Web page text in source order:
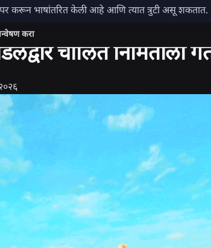
वापर करून भाषांतरित केली आहे आणि त्यात त्रुटी असू शकतात.
करा
चालित निर्मितीला